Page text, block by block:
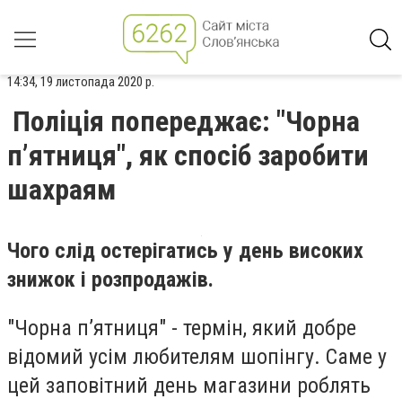
14:34, 19 листопада 2020 р.
Поліція попереджає: "Чорна
п’ятниця", як спосіб заробити
шахраям
Чого слід остерігатись у день високих
знижок і розпродажів.
"Чорна п’ятниця" - термін, який добре
відомий усім любителям шопінгу. Саме у
цей заповітний день магазини роблять